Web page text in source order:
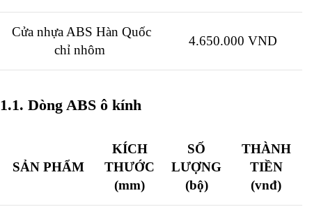
Cửa nhựa ABS Hàn Quốc
chỉ nhôm
4.650.000 VND
1.1. Dòng ABS ô kính
SẢN PHẨM
KÍCH
THƯỚC
(mm)
SỐ
LƯỢNG
(bộ)
THÀNH
TIỀN
(vnđ)